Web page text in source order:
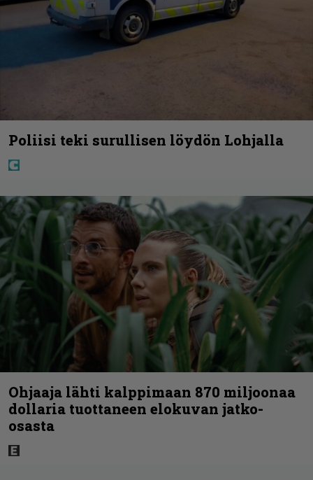
Poliisi teki surullisen löydön Lohjalla
Ohjaaja lähti kalppimaan 870 miljoonaa
dollaria tuottaneen elokuvan jatko-
osasta